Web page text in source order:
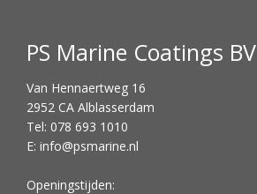
PS Marine Coatings BV
Van Hennaertweg 16
2952 CA Alblasserdam
Tel: 078 693 1010
E: info@psmarine.nl
Openingstijden: